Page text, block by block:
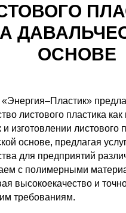
ОСНОВЕ
листового пластика как
и изготовлении листового
основе, предлагая
для предприятий
с полимерными
высокоекачество и
требованиям.